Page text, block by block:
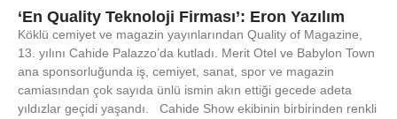
‘En Quality Teknoloji Firması’: Eron Yazılım
Köklü cemiyet ve magazin yayınlarından Quality of Magazine,
13. yılını Cahide Palazzo’da kutladı. Merit Otel ve Babylon Town
ana sponsorluğunda iş, cemiyet, sanat, spor ve magazin
camiasından çok sayıda ünlü ismin akın ettiği gecede adeta
yıldızlar geçidi yaşandı. Cahide Show ekibinin birbirinden renkli